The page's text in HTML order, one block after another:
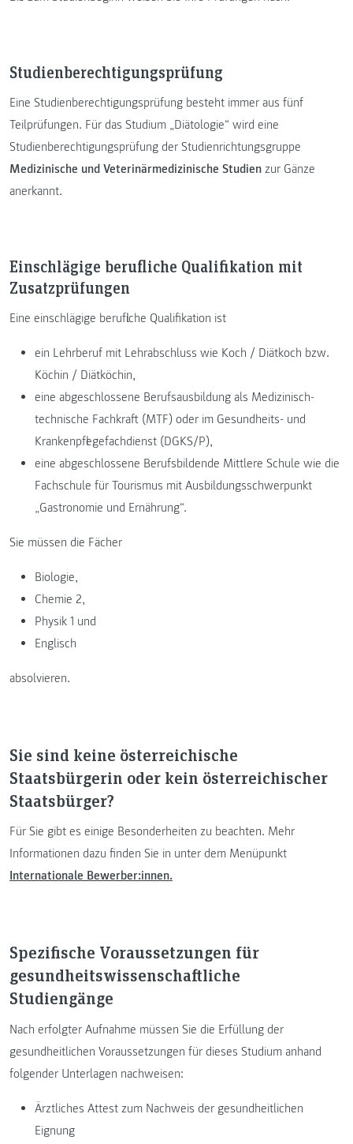
Studienberechtigungsprüfung
Eine Studienberechtigungsprüfung besteht immer aus fünf
Teilprüfungen. Für das Studium „Diätologie“ wird eine
Studienberechtigungsprüfung der Studienrichtungsgruppe
Medizinische und Veterinärmedizinische Studien zur Gänze
anerkannt.
Einschlägige berufliche Qualifikation mit
Zusatzprüfungen
Eine einschlägige berufliche Qualifikation ist
ein Lehrberuf mit Lehrabschluss wie Koch / Diätkoch bzw.
Köchin / Diätköchin,
eine abgeschlossene Berufsausbildung als Medizinisch-
technische Fachkraft (MTF) oder im Gesundheits- und
Krankenpflegefachdienst (DGKS/P),
eine abgeschlossene Berufsbildende Mittlere Schule wie die
Fachschule für Tourismus mit Ausbildungsschwerpunkt
„Gastronomie und Ernährung“.
Sie müssen die Fächer
Biologie,
Chemie 2,
Physik 1 und
Englisch
absolvieren.
Sie sind keine österreichische
Staatsbürgerin oder kein österreichischer
Staatsbürger?
Für Sie gibt es einige Besonderheiten zu beachten. Mehr
Informationen dazu finden Sie in unter dem Menüpunkt
Internationale Bewerber:innen.
Spezifische Voraussetzungen für
gesundheitswissenschaftliche
Studiengänge
Nach erfolgter Aufnahme müssen Sie die Erfüllung der
gesundheitlichen Voraussetzungen für dieses Studium anhand
folgender Unterlagen nachweisen:
Ärztliches Attest zum Nachweis der gesundheitlichen
Eignung